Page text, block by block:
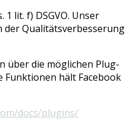
1 lit. f) DSGVO. Unser
Qualitätsverbesserung
über die möglichen Plug-
Funktionen hält Facebook
docs/plugins/